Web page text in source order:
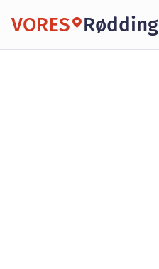
VORES Rødding